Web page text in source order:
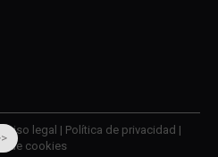
Aviso legal | Política de privacidad |
de cookies